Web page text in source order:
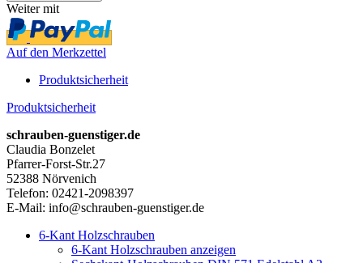
Weiter mit
Auf den Merkzettel
Produktsicherheit
Produktsicherheit
schrauben-guenstiger.de
Claudia Bonzelet
Pfarrer-Forst-Str.27
52388 Nörvenich
Telefon: 02421-2098397
E-Mail: info@schrauben-guenstiger.de
6-Kant Holzschrauben
6-Kant Holzschrauben anzeigen